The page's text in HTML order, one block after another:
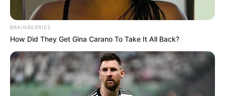
BRAINBERRIES
How Did They Get Gina Carano To Take It All Back?